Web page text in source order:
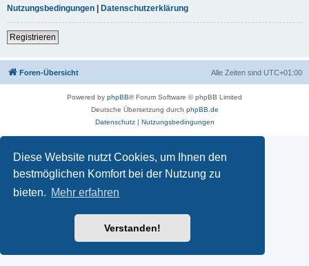
Diese Website nutzt Cookies, um Ihnen den
bestmöglichen Komfort bei der Nutzung zu
bieten. Mehr erfahren
Verstanden!
Nutzungsbedingungen | Datenschutzerklärung
Registrieren
Foren-Übersicht Alle Zeiten sind UTC+01:00
Powered by phpBB® Forum Software © phpBB Limited
Deutsche Übersetzung durch phpBB.de
Datenschutz| Nutzungsbedingungen